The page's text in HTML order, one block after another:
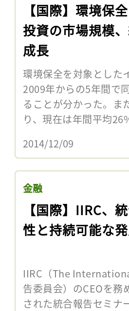
【国際】環境保
投資の市場規模
成長
環境保全を対象とした
2009年からの5年間で
ることが分かった。ま
り、現在は年間平均
2014/12/09
金融
【国際】IIRC、
性と持続可能な
IIRC（The
告委員会）のCEOを
された統合報告セミ